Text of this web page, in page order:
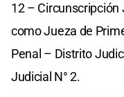
12 – Circunscripción
como Jueza de
Penal – Distrito
Judicial N° 2.